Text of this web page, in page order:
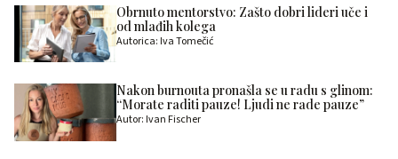
Obrnuto mentorstvo: Zašto dobri lideri uče i
od mlađih kolega
Autorica: Iva Tomečić
Nakon burnouta pronašla se u radu s glinom:
“Morate raditi pauze! Ljudi ne rade pauze”
Autor: Ivan Fischer